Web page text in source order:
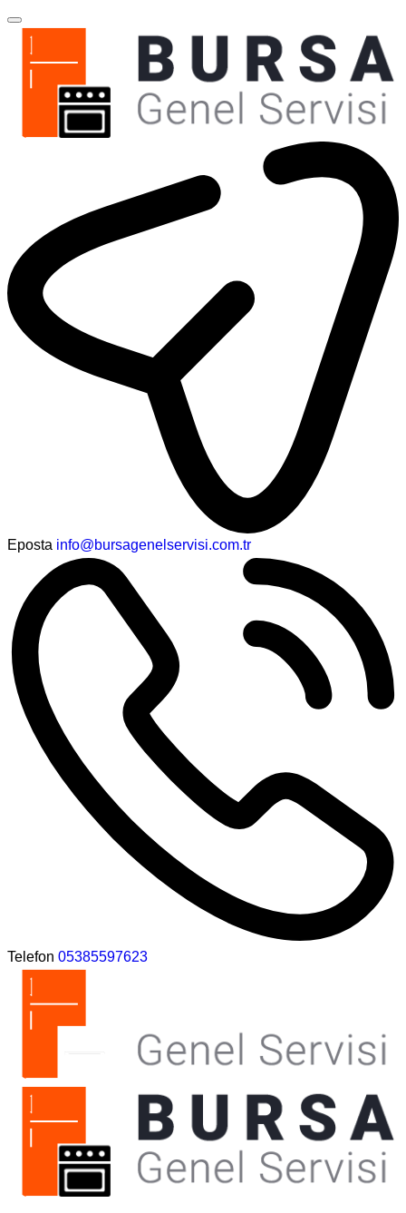
Eposta info@bursagenelservisi.com.tr
Telefon 05385597623